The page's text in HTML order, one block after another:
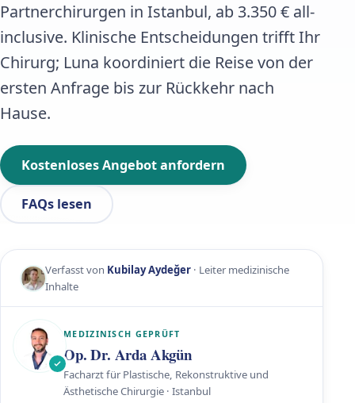
Partnerchirurgen in Istanbul, ab 3.350 € all-
inclusive. Klinische Entscheidungen trifft Ihr
Chirurg; Luna koordiniert die Reise von der
ersten Anfrage bis zur Rückkehr nach
Hause.
Kostenloses Angebot anfordern
FAQs lesen
Verfasst von Kubilay Aydeğer· Leiter medizinische
Inhalte
MEDIZINISCH GEPRÜFT
Op. Dr. Arda Akgün
Facharzt für Plastische, Rekonstruktive und
Ästhetische Chirurgie · Istanbul